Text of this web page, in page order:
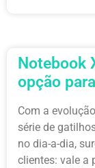
Notebook
opção
Com a
série de
no dia-a-dia,
clientes: vale a